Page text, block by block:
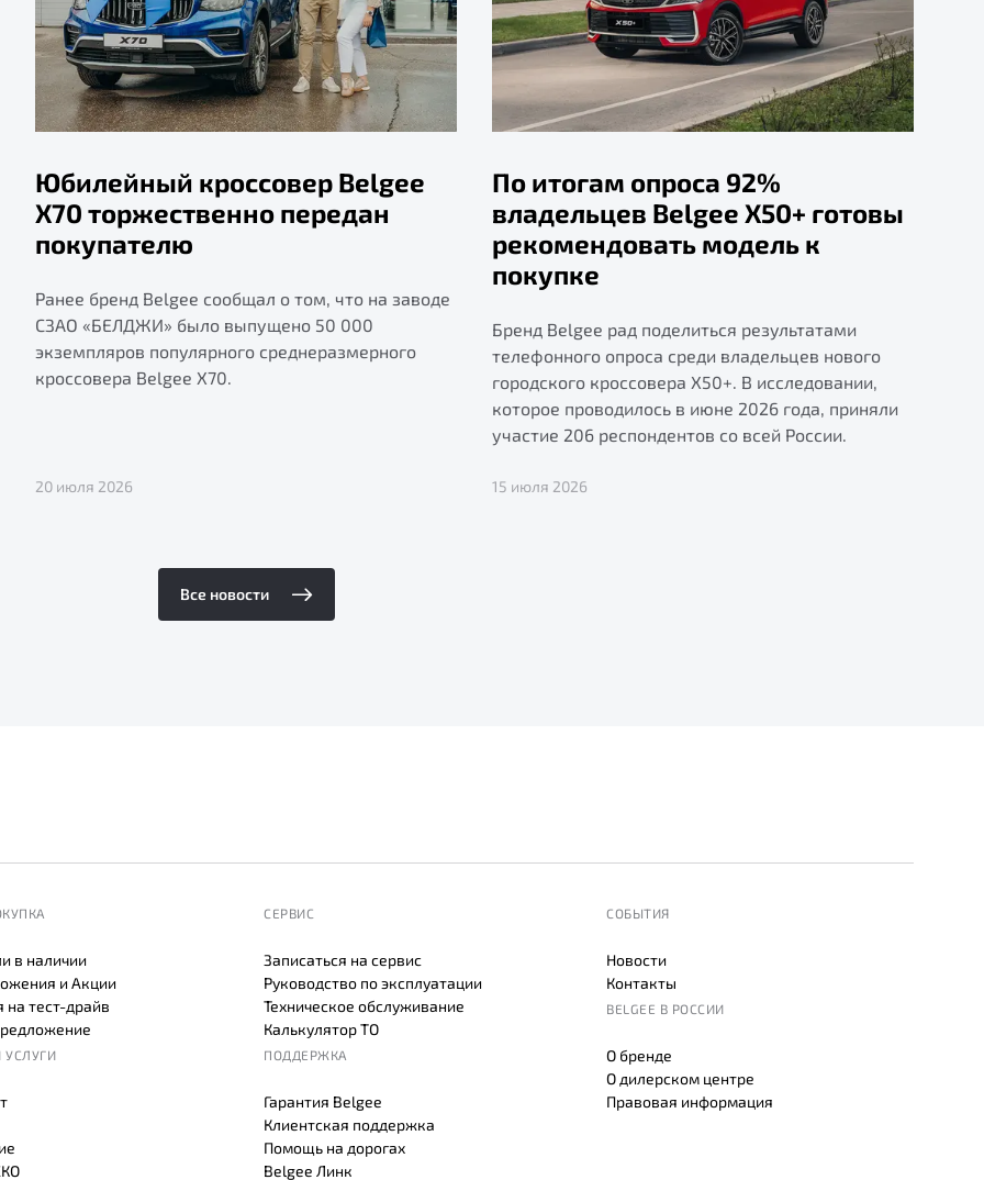
Юбилейный кроссовер Belgee
X70 торжественно передан
покупателю
Ранее бренд Belgee сообщал о том, что на заводе
СЗАО «БЕЛДЖИ» было выпущено 50 000
экземпляров популярного среднеразмерного
кроссовера Belgee X70.
20 июля 2026
По итогам опроса 92%
владельцев Belgee X50+ готовы
рекомендовать модель к
покупке
Бренд Belgee рад поделиться результатами
телефонного опроса среди владельцев нового
городского кроссовера X50+. В исследовании,
которое проводилось в июне 2026 года, приняли
участие 206 респондентов со всей России.
15 июля 2026
Все новости
в наличии
и Акции
на тест-драйв
СЕРВИС
Записаться на сервис
Руководство по эксплуатации
Техническое обслуживание
Калькулятор ТО
ПОДДЕРЖКА
Гарантия Belgee
Клиентская поддержка
Помощь на дорогах
Belgee Линк
СОБЫТИЯ
Новости
Контакты
BELGEE В РОССИИ
О бренде
О дилерском центре
Правовая информация